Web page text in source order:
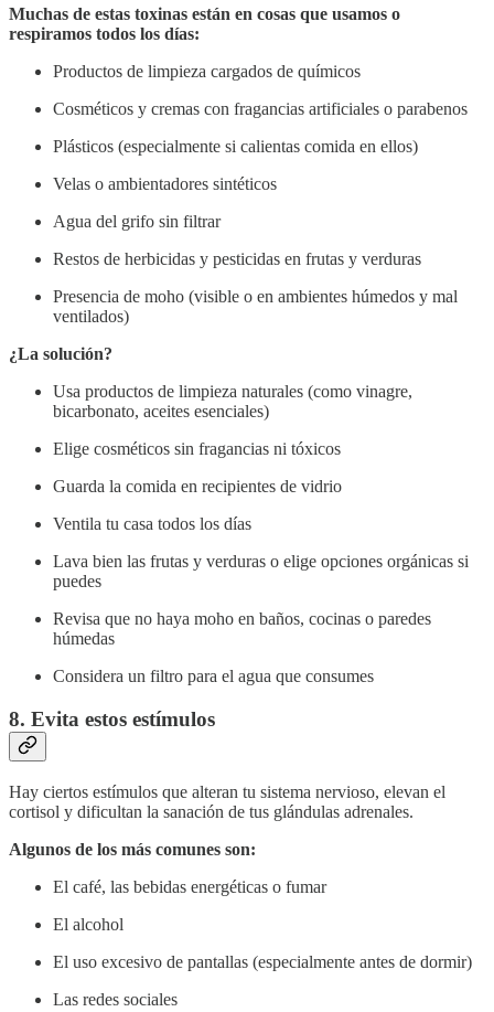
Muchas de estas toxinas están en cosas que usamos o
respiramos todos los días:
Productos de limpieza cargados de químicos
Cosméticos y cremas con fragancias artificiales o parabenos
Plásticos (especialmente si calientas comida en ellos)
Velas o ambientadores sintéticos
Agua del grifo sin filtrar
Restos de herbicidas y pesticidas en frutas y verduras
Presencia de moho (visible o en ambientes húmedos y mal
ventilados)
¿La solución?
Usa productos de limpieza naturales (como vinagre,
bicarbonato, aceites esenciales)
Elige cosméticos sin fragancias ni tóxicos
Guarda la comida en recipientes de vidrio
Ventila tu casa todos los días
Lava bien las frutas y verduras o elige opciones orgánicas si
puedes
Revisa que no haya moho en baños, cocinas o paredes
húmedas
Considera un filtro para el agua que consumes
8. Evita estos estímulos
Hay ciertos estímulos que alteran tu sistema nervioso, elevan el
cortisol y dificultan la sanación de tus glándulas adrenales.
Algunos de los más comunes son:
El café, las bebidas energéticas o fumar
El alcohol
El uso excesivo de pantallas (especialmente antes de dormir)
Las redes sociales